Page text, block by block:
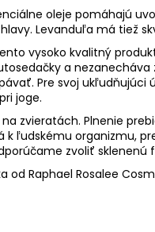
oleje pomáhajú
Levanduľa má tiež
vysoko kvalitný
a
Pre svoj ukľudňujúci
joge.
zvieratách. Plnenie
ľudskému organizmu,
zvoliť sklenenú
od Raphael Rosalee